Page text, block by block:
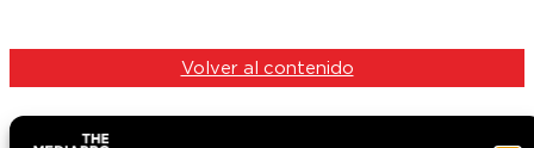
Volver al contenido